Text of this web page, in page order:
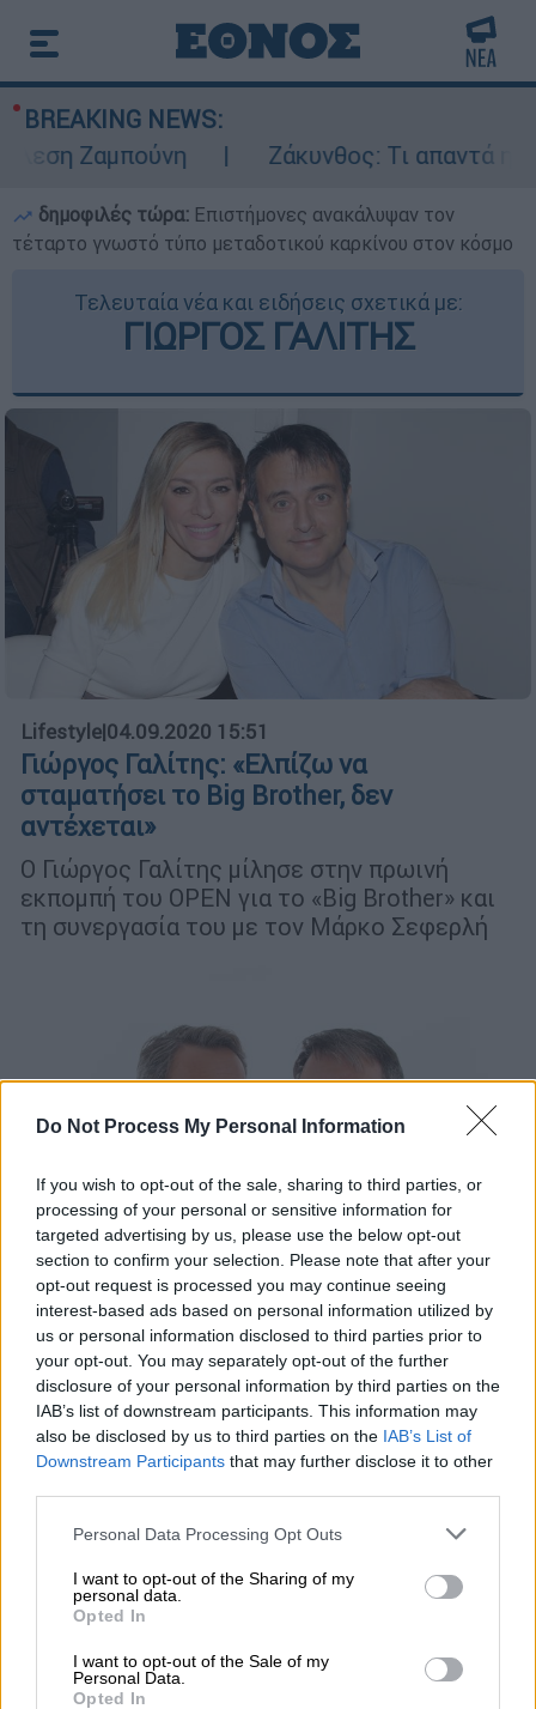
Do Not Process My Personal Information
If you wish to opt-out of the sale, sharing to third parties, or
processing of your personal or sensitive information for
targeted advertising by us, please use the below opt-out
section to confirm your selection. Please note that after your
opt-out request is processed you may continue seeing
interest-based ads based on personal information utilized by
us or personal information disclosed to third parties prior to
your opt-out. You may separately opt-out of the further
disclosure of your personal information by third parties on the
IAB’s list of downstream participants. This information may
also be disclosed by us to third parties on the IAB’s List of
Downstream Participants that may further disclose it to other
Please note that this website/app uses one or more Google
not limited to your visit or usage behaviour. You may click to
grant or deny consent to Google and its third-party tags to
use your data for below specified purposes in below Google
consent section.
Personal Data Processing Opt Outs
I want to opt-out of the Sharing of my
personal data.
Opted In
I want to opt-out of the Sale of my
Personal Data.
Opted In
BREAKING NEWS:
Ζαμπούνη
Ζάκυνθος: Τι απαντά η
δημοφιλές τώρα: Επιστήμονες ανακάλυψαν τον
τέταρτο γνωστό τύπο μεταδοτικού καρκίνου στον κόσμο
Τελευταία νέα και ειδήσεις σχετικά με:
ΓΙΩΡΓΟΣ ΓΑΛΙΤΗΣ
Lifestyle|04.09.2020 15:51
Γιώργος Γαλίτης: «Ελπίζω να
σταματήσει το Big Brother, δεν
αντέχεται»
Ο Γιώργος Γαλίτης μίλησε στην πρωινή
εκπομπή του OPEN για το «Big Brother» και
τη συνεργασία του με τον Μάρκο Σεφερλή
Θέατρο|13.11.2018 11:26
Τολστόι με Γαλίτη - Κουρλαμπά στον
Θέατρο Αλκμήνη
Οι δύο ηθοποιοί ξετυλίγουν όλη την
κωμικό όσο και σε δραματικό επίπεδο
ΑΛΛΑ #TAGS
Ανδρέας Μικρούτσικος
Καλοκαίρι #not